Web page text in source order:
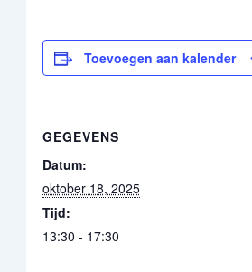
Toevoegen aan kalender
GEGEVENS
Datum:
oktober 18, 2025
Tijd:
13:30 - 17:30